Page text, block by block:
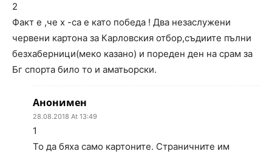
2
Факт е ,че х -са е като победа ! Два незаслужени
червени картона за Карловския отбор,съдиите пълни
безхаберници(меко казано) и пореден ден на срам за
Бг спорта било то и аматьорски.
Анонимен
28.08.2018 At 13:49
1
То да бяха само картоните. Страничните им